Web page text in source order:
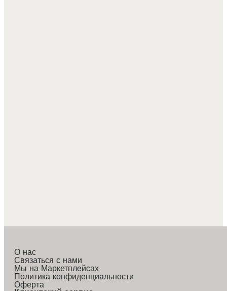
О нас
Связаться с нами
Мы на Маркетплейсах
Политика конфиденциальности
Оферта